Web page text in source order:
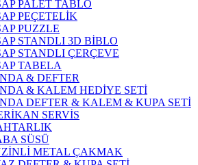
PALET TABLO
PEÇETELİK
PUZZLE
STANDLI 3D BİBLO
STANDLI ÇERÇEVE
TABELA
& DEFTER
& KALEM HEDİYE SETİ
DEFTER & KALEM & KUPA SETİ
SERVİS
SÜSÜ
METAL ÇAKMAK